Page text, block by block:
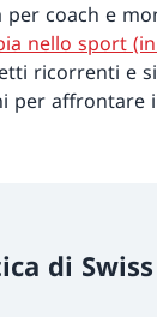
per coach e
nello sport
ricorrenti e
per affrontare
di